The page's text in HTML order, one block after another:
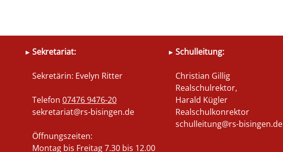
Sekretariat:
Sekretärin: Evelyn Ritter
Telefon 07476 9476-20
sekretariat@rs-bisingen.de
Öffnungszeiten:
Montag bis Freitag 7.30 bis 12.00
Schulleitung:
Christian Gillig
Realschulrektor,
Harald Kügler
Realschulkonrektor
schulleitung@rs-bisingen.de